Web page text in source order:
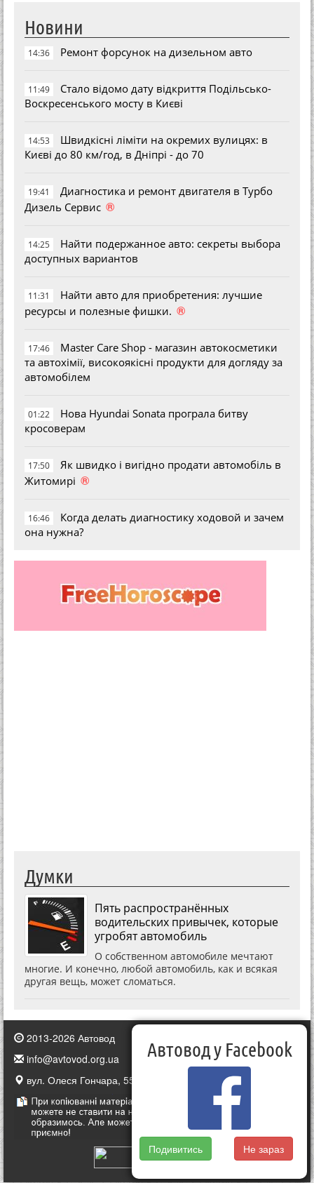
Новини
14:36 Ремонт форсунок на дизельном авто
11:49
Стало відомо дату відкриття Подільсько-
Воскресенського мосту в Києві
14:53
Швидкісні ліміти на окремих вулицях: в
Києві до 80 км/год, в Дніпрі - до 70
19:41
Диагностика и ремонт двигателя в Турбо
Дизель Сервис ®
14:25
Найти подержанное авто: секреты выбора
доступных вариантов
11:31
Найти авто для приобретения: лучшие
ресурсы и полезные фишки. ®
17:46
Master Care Shop - магазин автокосметики
та автохімії, високоякісні продукти для догляду за
автомобілем
01:22
Нова Hyundai Sonata програла битву
кросоверам
17:50
Як швидко і вигідно продати автомобіль в
Житомирі ®
16:46
Когда делать диагностику ходовой и зачем
она нужна?
Думки
Пять распространённых
водительских привычек, которые
угробят автомобиль
О собственном автомобиле мечтают
многие. И конечно, любой автомобиль, как и всякая
другая вещь, может сломаться.
2013-2026 Автовод
info@avtovod.org.ua
вул. Олеся Гончара, 55, Київ, Україна
Автовод у Facebook
Подивитись Не зараз